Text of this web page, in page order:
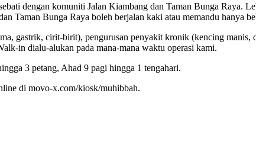
dengan komuniti Jalan Kiambang dan Taman Bunga Raya.
Taman Bunga Raya boleh berjalan kaki atau memandu hanya
gastrik, cirit-birit), pengurusan penyakit kronik (kencing
in dialu-alukan pada mana-mana waktu operasi kami.
3 petang, Ahad 9 pagi hingga 1 tengahari.
di movo-x.com/kiosk/muhibbah.